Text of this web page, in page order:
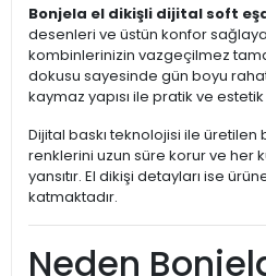
Bonjela el dikişli dijital soft
desenleri ve üstün konfor
kombinlerinizin vazgeçilmez
dokusu sayesinde gün boyu
kaymaz yapısı ile pratik ve
Dijital baskı teknolojisi ile
renklerini uzun süre korur ve her
yansıtır. El dikişi detayları ise
katmaktadır.
Neden